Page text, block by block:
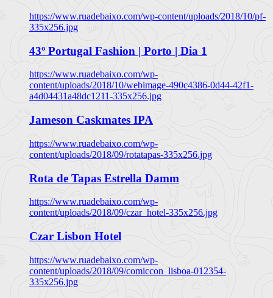
https://www.ruadebaixo.com/wp-content/uploads/2018/10/pf-
335x256.jpg
43º Portugal Fashion | Porto | Dia 1
https://www.ruadebaixo.com/wp-
content/uploads/2018/10/webimage-490c4386-0d44-42f1-
a4d04431a48dc1211-335x256.jpg
Jameson Caskmates IPA
https://www.ruadebaixo.com/wp-
content/uploads/2018/09/rotatapas-335x256.jpg
Rota de Tapas Estrella Damm
https://www.ruadebaixo.com/wp-
content/uploads/2018/09/czar_hotel-335x256.jpg
Czar Lisbon Hotel
https://www.ruadebaixo.com/wp-
content/uploads/2018/09/comiccon_lisboa-012354-
335x256.jpg